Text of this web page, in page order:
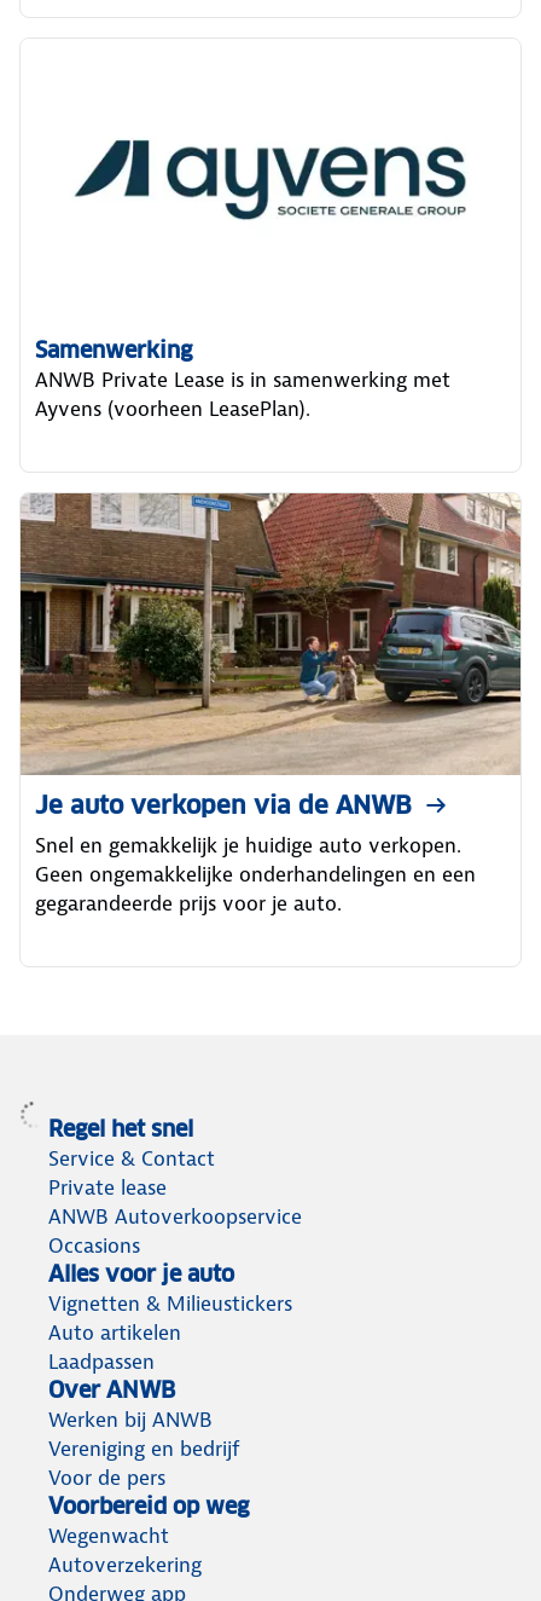
Samenwerking
ANWB Private Lease is in samenwerking met
Ayvens (voorheen LeasePlan).
Je auto verkopen via de ANWB
Snel en gemakkelijk je huidige auto verkopen.
Geen ongemakkelijke onderhandelingen en een
gegarandeerde prijs voor je auto.
Regel het snel
Service & Contact
Private lease
ANWB Autoverkoopservice
Occasions
Alles voor je auto
Vignetten & Milieustickers
Auto artikelen
Laadpassen
Over ANWB
Werken bij ANWB
Vereniging en bedrijf
Voor de pers
Voorbereid op weg
Wegenwacht
Autoverzekering
Onderweg app